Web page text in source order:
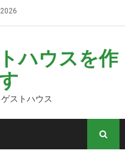
ハウスを作
ストハウス